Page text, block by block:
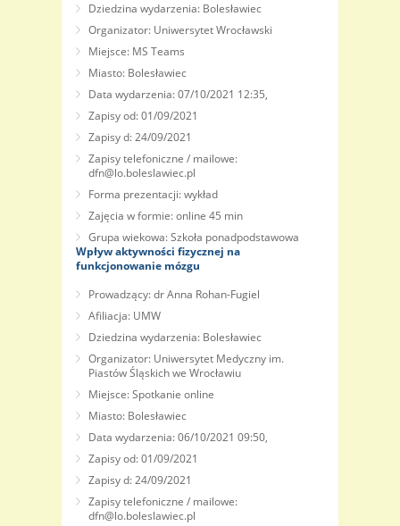
Dziedzina wydarzenia: Bolesławiec
Organizator: Uniwersytet Wrocławski
Miejsce: MS Teams
Miasto: Bolesławiec
Data wydarzenia: 07/10/2021 12:35,
Zapisy od: 01/09/2021
Zapisy d: 24/09/2021
Zapisy telefoniczne / mailowe:
dfn@lo.boleslawiec.pl
Forma prezentacji: wykład
Zajęcia w formie: online 45 min
Grupa wiekowa: Szkoła ponadpodstawowa
Wpływ aktywności fizycznej na
funkcjonowanie mózgu
Prowadzący: dr Anna Rohan-Fugiel
Afiliacja: UMW
Dziedzina wydarzenia: Bolesławiec
Organizator: Uniwersytet Medyczny im.
Piastów Śląskich we Wrocławiu
Miejsce: Spotkanie online
Miasto: Bolesławiec
Data wydarzenia: 06/10/2021 09:50,
Zapisy od: 01/09/2021
Zapisy d: 24/09/2021
Zapisy telefoniczne / mailowe:
dfn@lo.boleslawiec.pl